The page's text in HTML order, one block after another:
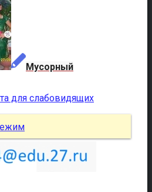
Мусорный
для слабовидящих